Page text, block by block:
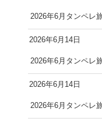
2026年6月タンペレ
2026年6月14日
2026年6月タンペレ
2026年6月14日
2026年6月タンペ